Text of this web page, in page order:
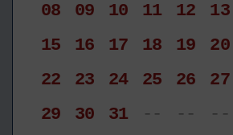
08
09 10 11 12 13
15
16 17 18 19 20
22
23 24 25 26 27
29
30 31 -- -- --